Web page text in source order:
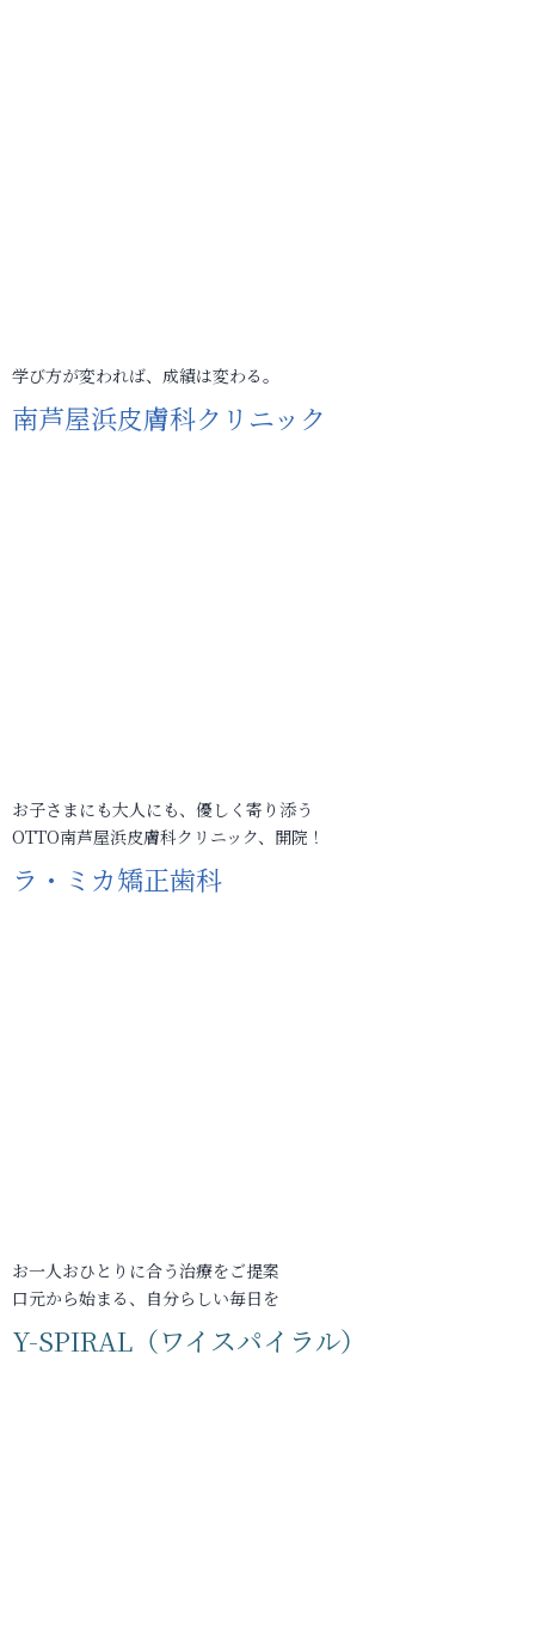
学び方が変われば、成績は変わる。
南芦屋浜皮膚科クリニック
お子さまにも大人にも、優しく寄り添う
OTTO南芦屋浜皮膚科クリニック、開院！
ラ・ミカ矯正歯科
お一人おひとりに合う治療をご提案
口元から始まる、自分らしい毎日を
Y-SPIRAL（ワイスパイラル）